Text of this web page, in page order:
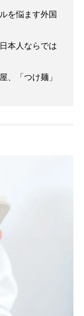
を悩ます外国
本人ならでは
、「つけ麺」